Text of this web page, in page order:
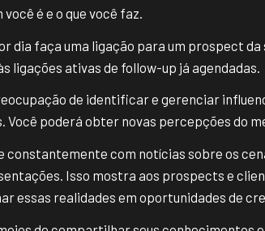
é e o que você faz.
dia faça uma ligação para um prospect
ligações ativas de follow-up já agendadas.
de identificar e gerenciar
Você poderá obter novas percepções do
constantemente com notícias sobre os
Isso mostra aos prospects e
essas realidades em oportunidades de